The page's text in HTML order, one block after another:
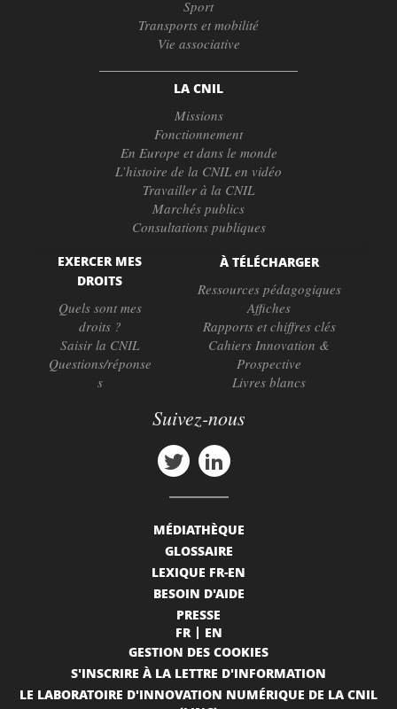
Sport
Transports et mobilité
Vie associative
LA CNIL
Missions
Fonctionnement
En Europe et dans le monde
L’histoire de la CNIL en vidéo
Travailler à la CNIL
Marchés publics
Consultations publiques
EXERCER MES
DROITS
Quels sont mes
droits ?
Saisir la CNIL
Questions/réponse
s
À TÉLÉCHARGER
Ressources pédagogiques
Affiches
Rapports et chiffres clés
Cahiers Innovation &
Prospective
Livres blancs
Suivez-nous
MÉDIATHÈQUE
GLOSSAIRE
LEXIQUE FR-EN
BESOIN D'AIDE
PRESSE
FR
EN
GESTION DES COOKIES
S'INSCRIRE À LA LETTRE D'INFORMATION
LE LABORATOIRE D'INNOVATION NUMÉRIQUE DE LA CNIL